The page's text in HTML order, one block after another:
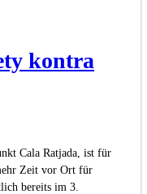
kontra
Cala Ratjada, ist für
Zeit vor Ort für
bereits im 3.